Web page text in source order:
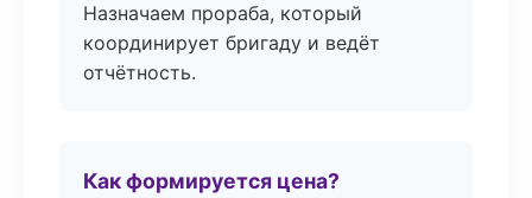
Назначаем прораба, который
координирует бригаду и ведёт
отчётность.
Как формируется цена?